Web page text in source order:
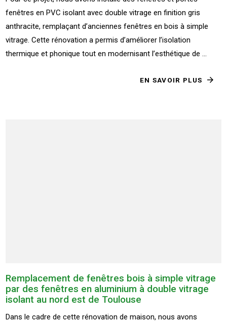
fenêtres en PVC isolant avec double vitrage en finition gris
anthracite, remplaçant d’anciennes fenêtres en bois à simple
vitrage. Cette rénovation a permis d’améliorer l’isolation
thermique et phonique tout en modernisant l’esthétique de ...
EN SAVOIR PLUS
Remplacement de fenêtres bois à simple vitrage
par des fenêtres en aluminium à double vitrage
isolant au nord est de Toulouse
Dans le cadre de cette rénovation de maison, nous avons